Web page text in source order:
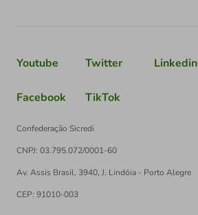
Youtube Twitter Linkedin
Facebook TikTok
Confederação Sicredi
CNPJ: 03.795.072/0001-60
Av. Assis Brasil, 3940, J. Lindóia - Porto Alegre
CEP: 91010-003